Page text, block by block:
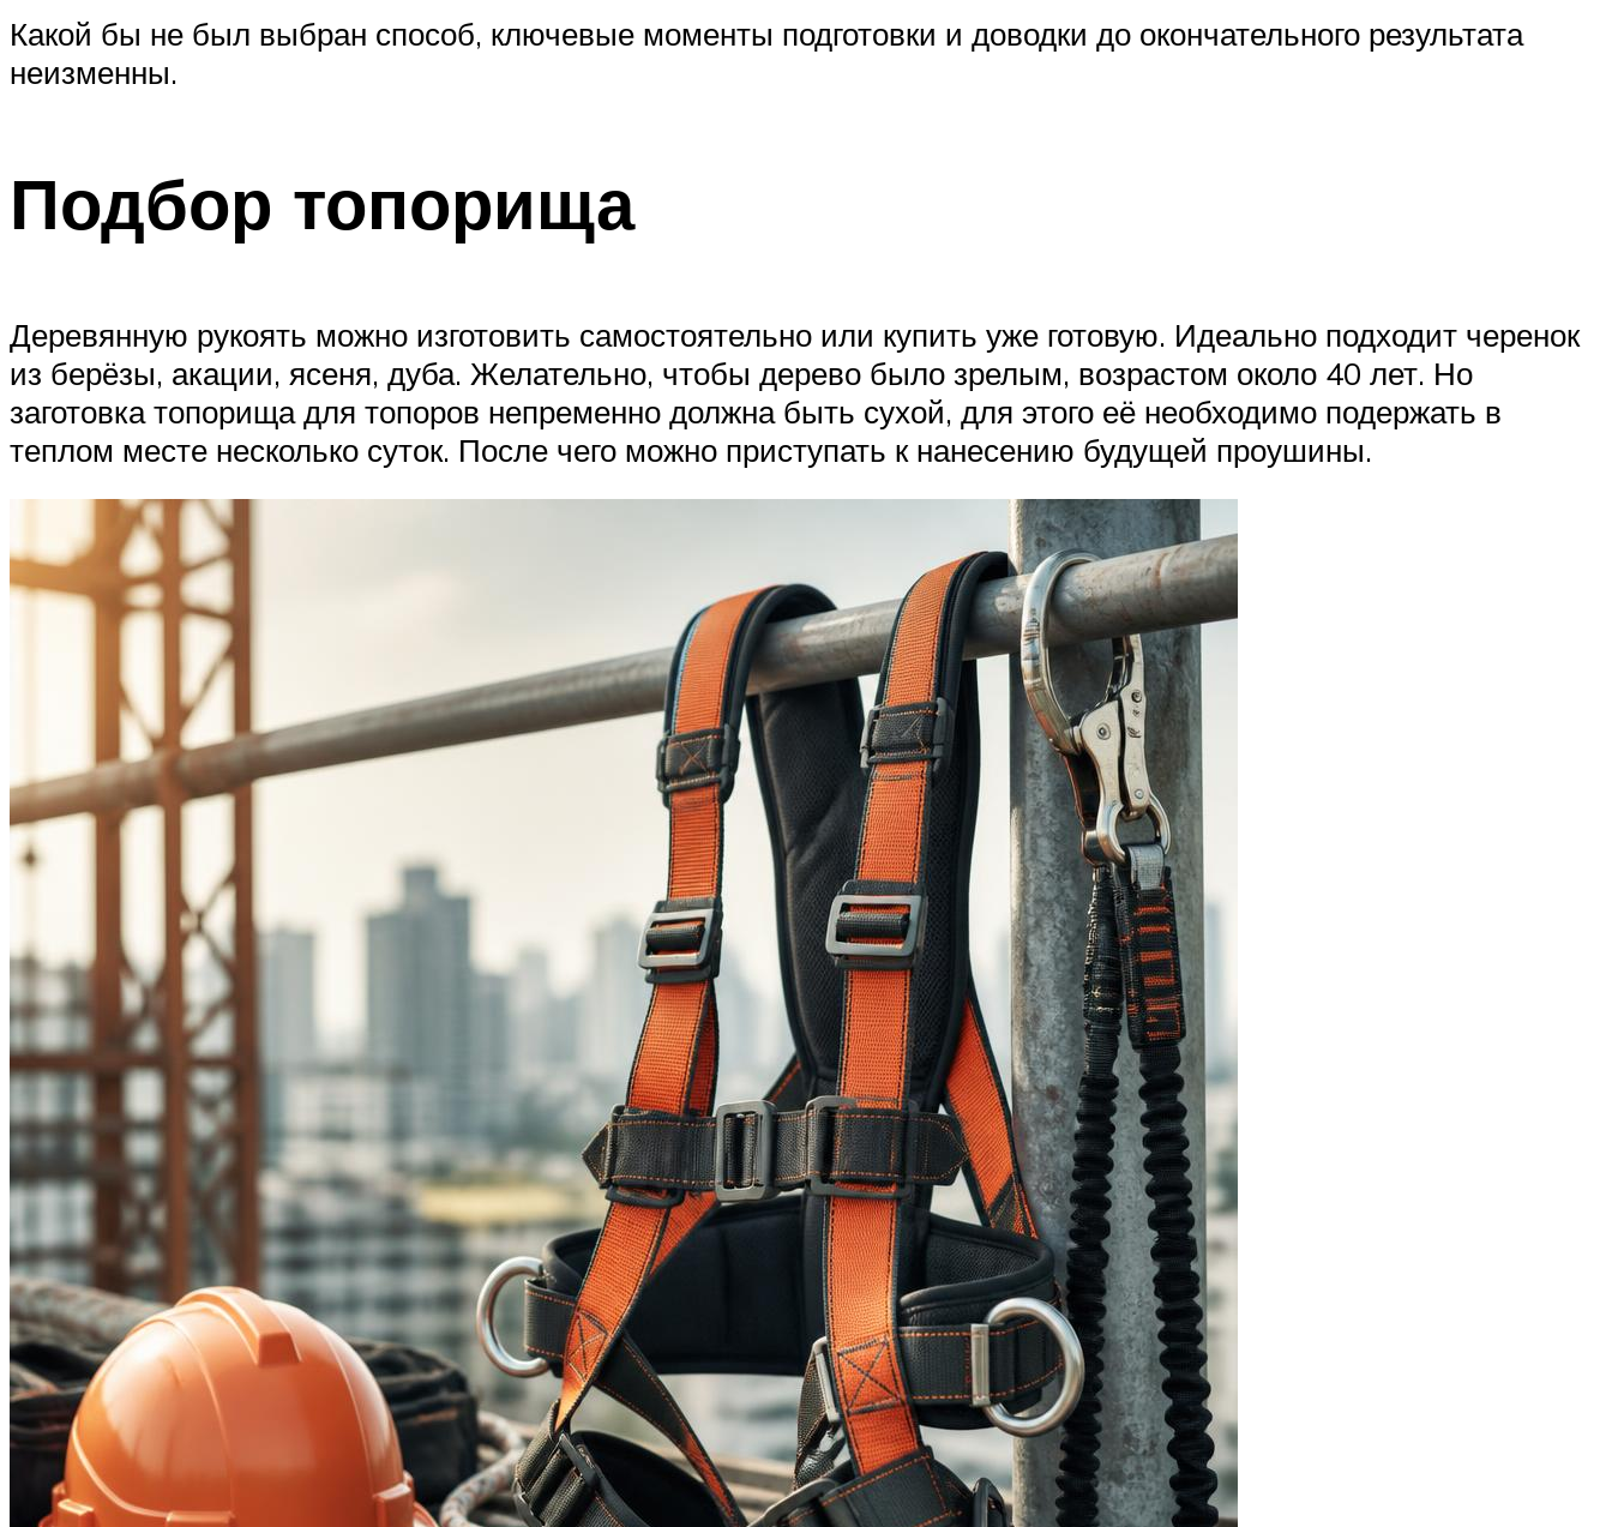
Какой бы не был выбран способ, ключевые моменты подготовки и доводки до окончательного результата
неизменны.
Подбор топорища
Деревянную рукоять можно изготовить самостоятельно или купить уже готовую. Идеально подходит черенок
из берёзы, акации, ясеня, дуба. Желательно, чтобы дерево было зрелым, возрастом около 40 лет. Но
заготовка топорища для топоров непременно должна быть сухой, для этого её необходимо подержать в
теплом месте несколько суток. После чего можно приступать к нанесению будущей проушины.